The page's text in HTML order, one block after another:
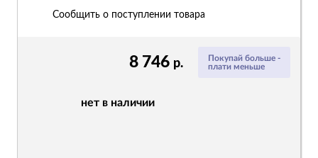
Покупай больше -
плати меньше
8 746 р.
нет в наличии
Сообщить о поступлении товара